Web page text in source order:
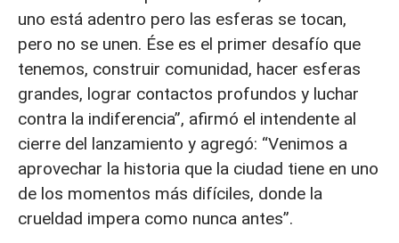
uno está adentro pero las esferas se tocan,
pero no se unen. Ése es el primer desafío que
tenemos, construir comunidad, hacer esferas
grandes, lograr contactos profundos y luchar
contra la indiferencia”, afirmó el intendente al
cierre del lanzamiento y agregó: “Venimos a
aprovechar la historia que la ciudad tiene en uno
de los momentos más difíciles, donde la
crueldad impera como nunca antes”.